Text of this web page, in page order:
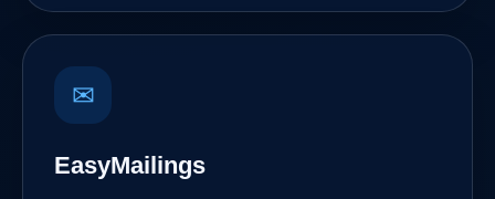
✉
EasyMailings